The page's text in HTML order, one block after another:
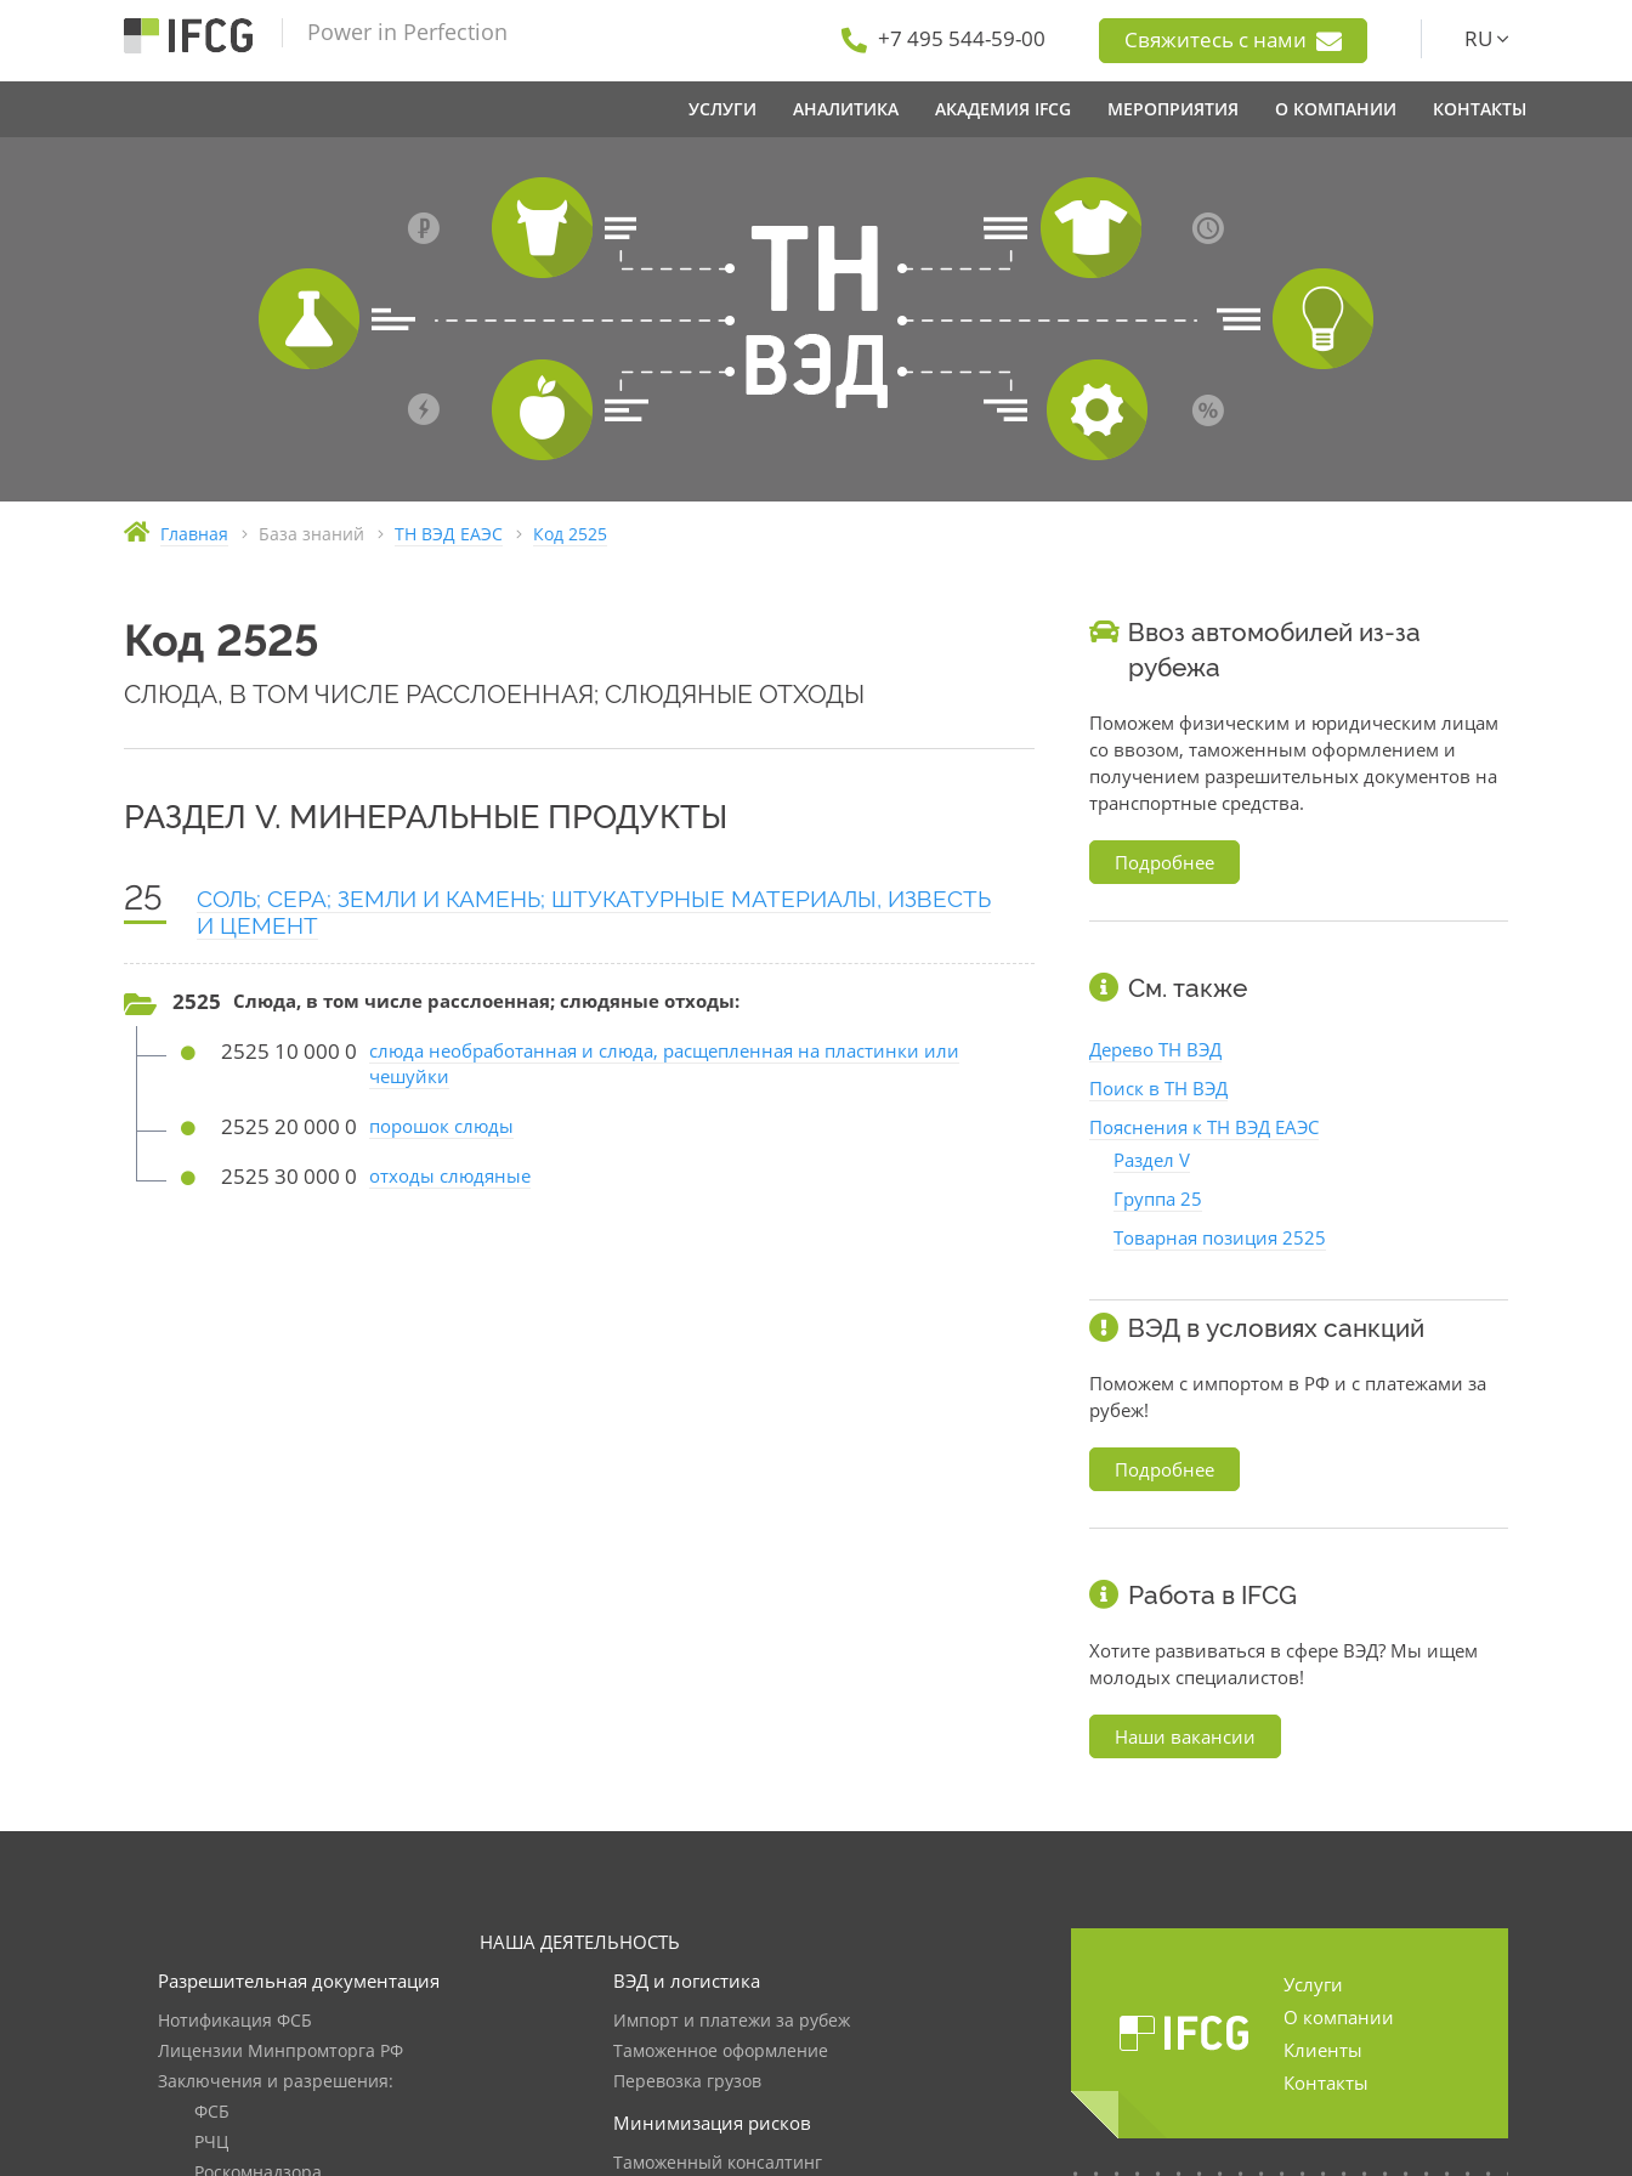
Power in Perfection +7 495 544-59-00 Свяжитесь с нами RU
УСЛУГИ АНАЛИТИКА АКАДЕМИЯ IFCG МЕРОПРИЯТИЯ О КОМПАНИИ КОНТАКТЫ
Главная База знаний ТН ВЭД ЕАЭС Код 2525
Код 2525
СЛЮДА, В ТОМ ЧИСЛЕ РАССЛОЕННАЯ; СЛЮДЯНЫЕ ОТХОДЫ
РАЗДЕЛ V. МИНЕРАЛЬНЫЕ ПРОДУКТЫ
25
СОЛЬ; СЕРА; ЗЕМЛИ И КАМЕНЬ; ШТУКАТУРНЫЕ МАТЕРИАЛЫ, ИЗВЕСТЬ
И ЦЕМЕНТ
2525 Слюда, в том числе расслоенная; слюдяные отходы:
2525 10 000 0 слюда необработанная и слюда, расщепленная на пластинки или
чешуйки
2525 20 000 0 порошок слюды
2525 30 000 0 отходы слюдяные
Ввоз автомобилей из-за
рубежа
Поможем физическим и юридическим лицам
со ввозом, таможенным оформлением и
получением разрешительных документов на
транспортные средства.
Подробнее
См. также
Дерево ТН ВЭД
Поиск в ТН ВЭД
Пояснения к ТН ВЭД ЕАЭС
Раздел V
Группа 25
Товарная позиция 2525
ВЭД в условиях санкций
Поможем с импортом в РФ и с платежами за
рубеж!
Подробнее
Работа в IFCG
Хотите развиваться в сфере ВЭД? Мы ищем
молодых специалистов!
Наши вакансии
НАША ДЕЯТЕЛЬНОСТЬ
Разрешительная документация
Нотификация ФСБ
Лицензии Минпромторга РФ
Заключения и разрешения:
ФСБ
РЧЦ
ВЭД и логистика
Импорт и платежи за рубеж
Таможенное оформление
Перевозка грузов
Минимизация рисков
Таможенный консалтинг
Услуги
О компании
Клиенты
Контакты